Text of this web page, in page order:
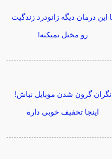
این درمان دیگه زانودرد زندگیت
رو مختل نمیکنه!
نگران گرون شدن موبایل نباش!
اینجا تخفیف خوبی داره